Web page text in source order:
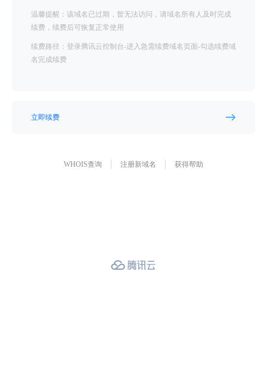
温馨提醒：该域名已过期，暂无法访问，请域名所有人及时完成
续费，续费后可恢复正常使用
续费路径：登录腾讯云控制台-进入急需续费域名页面-勾选续费域
名完成续费
立即续费
WHOIS查询 注册新域名 获得帮助